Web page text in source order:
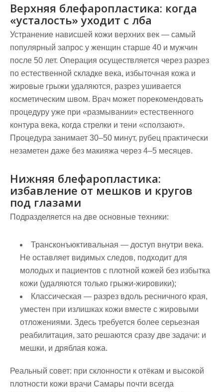
Верхняя блефаропластика: когда
«усталость» уходит с лба
Устранение нависшей кожи верхних век — самый
популярный запрос у женщин старше 40 и мужчин
после 50 лет. Операция осуществляется через разрез
по естественной складке века, избыточная кожа и
жировые грыжи удаляются, разрез ушивается
косметическим швом. Врач может порекомендовать
процедуру уже при «размывании» естественного
контура века, когда стрелки и тени «сползают».
Процедура занимает 30–50 минут, рубец практически
незаметен даже без макияжа через 4–5 месяцев.
Нижняя блефаропластика:
избавление от мешков и кругов
под глазами
Подразделяется на две основные техники:
Трансконъюктивальная — доступ внутри века.
Не оставляет видимых следов, подходит для
молодых и пациентов с плотной кожей без избытка
кожи (удаляются только грыжи-жировики);
Классическая — разрез вдоль ресничного края,
уместен при излишках кожи вместе с жировыми
отложениями. Здесь требуется более серьезная
реабилитация, зато решаются сразу две задачи: и
мешки, и дряблая кожа.
Реальный совет: при склонности к отёкам и высокой
плотности кожи врачи Самары почти всегда